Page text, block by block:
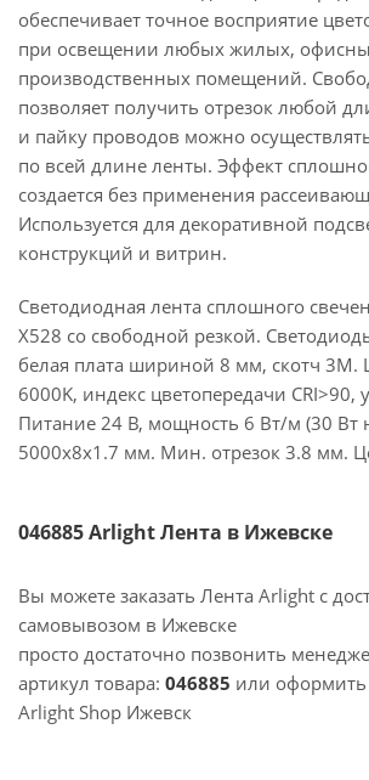
обеспечивает точное восприятие
при освещении любых жилых,
производственных помещений.
позволяет получить отрезок любой
и пайку проводов можно
по всей длине ленты. Эффект
создается без применения
Используется для декоративной
конструкций и витрин.
Светодиодная лента сплошного
X528 со свободной резкой.
белая плата шириной 8 мм, скотч
6000K, индекс цветопередачи CRI>90,
Питание 24 В, мощность 6 Вт/м (30 Вт
5000х8х1.7 мм. Мин. отрезок 3.8 мм.
046885 Arlight Лента в Ижевске
Вы можете заказать Лента Arlight с
самовывозом в Ижевске
просто достаточно позвонить
артикул товара: 046885 или оформить
Arlight Shop Ижевск